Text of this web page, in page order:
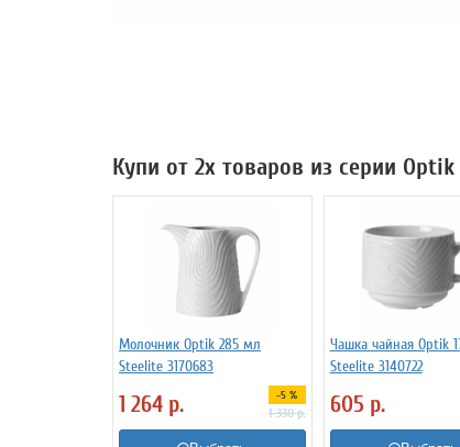
Купи от 2х товаров из серии
Молочник Optik 285 мл
Steelite 3170683
1 264 р. -5 %
1 330р.
Чашка чайная Optik
Steelite 3140722
605 р.